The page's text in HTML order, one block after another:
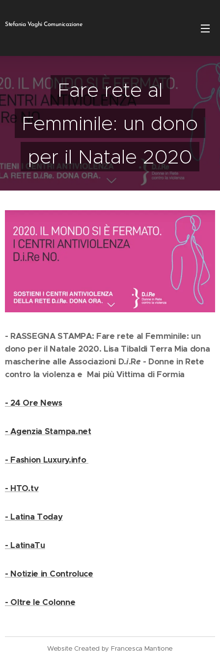
Stefania Vaghi Comunicazione
Fare rete al
Femminile: un dono
per il Natale 2020
- RASSEGNA STAMPA: Fare rete al Femminile: un
dono per il Natale 2020. Lisa Tibaldi Terra Mia dona
mascherine alle Associazioni D.i.Re- Donne in Rete
contro la violenza e Mai più Vittima di Formia
- 24 Ore News
- Agenzia Stampa.net
- Fashion Luxury.info
- HTO.tv
- Latina Today
- LatinaTu
- Notizie in Controluce
- Oltre le Colonne
Website Created by Francesca Mantione